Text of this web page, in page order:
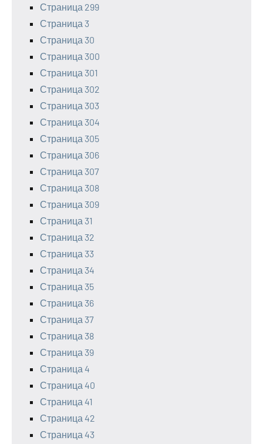
Страница 299
Страница 3
Страница 30
Страница 300
Страница 301
Страница 302
Страница 303
Страница 304
Страница 305
Страница 306
Страница 307
Страница 308
Страница 309
Страница 31
Страница 32
Страница 33
Страница 34
Страница 35
Страница 36
Страница 37
Страница 38
Страница 39
Страница 4
Страница 40
Страница 41
Страница 42
Страница 43